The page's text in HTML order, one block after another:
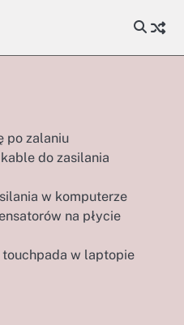
po zalaniu
do zasilania
w komputerze
na płycie
touchpada w laptopie